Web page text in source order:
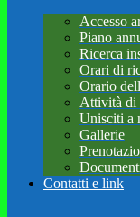
Accesso
Piano
Ricerca
Orari di
Orario
Attività di
Unisciti a
Gallerie
Contatti e link